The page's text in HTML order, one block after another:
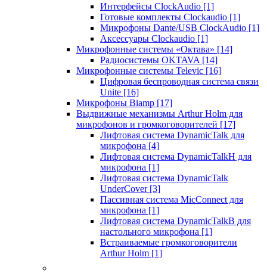
Интерфейсы ClockAudio [1]
Готовые комплекты Clockaudio [1]
Микрофоны Dante/USB ClockAudio [1]
Аксессуары Clockaudio [1]
Микрофонные системы «Октава» [14]
Радиосистемы OKTAVA [14]
Микрофонные системы Televic [16]
Цифровая беспроводная система связи
Unite [16]
Микрофоны Biamp [17]
Выдвижные механизмы Arthur Holm для
микрофонов и громкоговорителей [17]
Лифтовая система DynamicTalk для
микрофона [4]
Лифтовая система DynamicTalkH для
микрофона [1]
Лифтовая система DynamicTalk
UnderCover [3]
Пассивная система MicConnect для
микрофона [1]
Лифтовая система DynamicTalkB для
настольного микрофона [1]
Встраиваемые громкоговорители
Arthur Holm [1]